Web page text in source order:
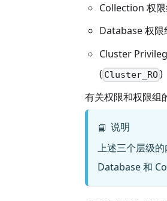
Collection 权
Database 权
Cluster
( Cluster_RO)
有关权限和权限组
📘 说明
上述三个层级
Database 和